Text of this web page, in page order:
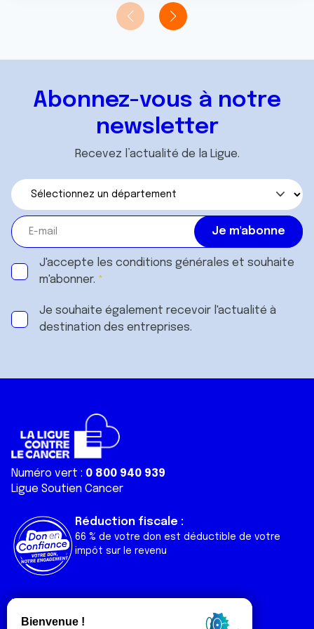
publicité et d'analyse, qui peuvent combiner celles-ci
avec d'autres informations que vous leur avez fournies
services.
Abonnez-vous à notre
newsletter
Recevez l’actualité de la Ligue.
J'accepte les conditions générales et souhaite
m'abonner.
Je souhaite également recevoir l'actualité à
destination des entreprises.
Numéro vert : 0 800 940 939
Ligue Soutien Cancer
Réduction fiscale :
66 % de votre don est déductible de votre
impôt sur le revenu
Liens utiles
Nos actualités